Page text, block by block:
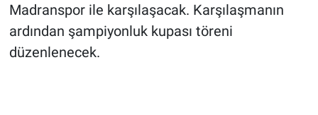
Madranspor ile karşılaşacak. Karşılaşmanın
ardından şampiyonluk kupası töreni
düzenlenecek.